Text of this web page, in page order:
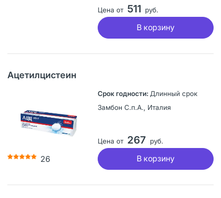
Цена от 511 руб.
В корзину
Ацетилцистеин
26
Длинный срок
Замбон С.п.А., Италия
Цена от 267 руб.
В корзину